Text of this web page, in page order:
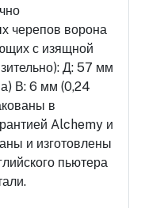
черепов ворона
с изящной
Д: 57 мм
В: 6 мм (0,24
в
Alchemy и
и изготовлены
пьютера